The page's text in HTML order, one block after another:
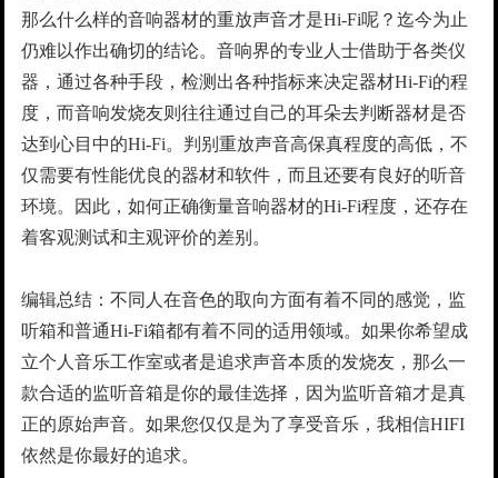
那么什么样的音响器材的重放声音才是Hi-Fi呢？迄今为止
仍难以作出确切的结论。音响界的专业人士借助于各类仪
器，通过各种手段，检测出各种指标来决定器材Hi-Fi的程
度，而音响发烧友则往往通过自己的耳朵去判断器材是否
达到心目中的Hi-Fi。判别重放声音高保真程度的高低，不
仅需要有性能优良的器材和软件，而且还要有良好的听音
环境。因此，如何正确衡量音响器材的Hi-Fi程度，还存在
着客观测试和主观评价的差别。
编辑总结：不同人在音色的取向方面有着不同的感觉，监
听箱和普通Hi-Fi箱都有着不同的适用领域。如果你希望成
立个人音乐工作室或者是追求声音本质的发烧友，那么一
款合适的监听音箱是你的最佳选择，因为监听音箱才是真
正的原始声音。如果您仅仅是为了享受音乐，我相信HIFI
依然是你最好的追求。